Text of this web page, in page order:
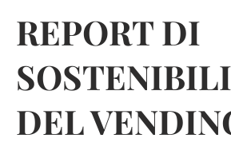
REPORT DI
DEL